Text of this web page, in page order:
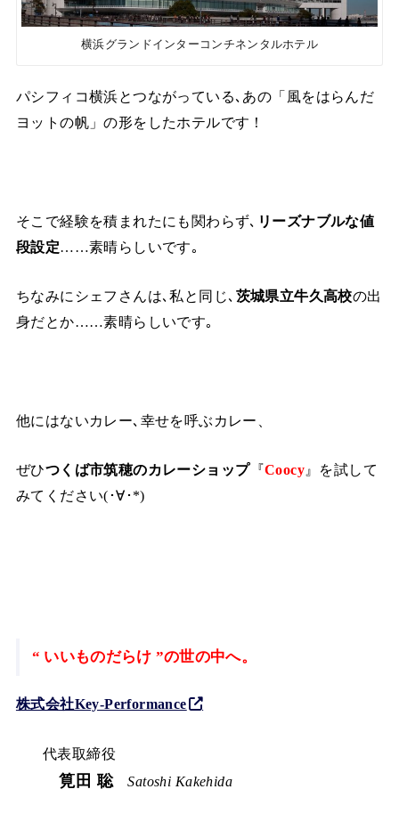
横浜グランドインターコンチネンタルホテル
パシフィコ横浜とつながっている､あの「風をはらんだ
ヨットの帆」の形をしたホテルです！
そこで経験を積まれたにも関わらず､ リーズナブルな値
段設定……素晴らしいです｡
ちなみにシェフさんは､私と同じ､ 茨城県立牛久高校の出
身だとか……素晴らしいです｡
他にはないカレー､幸せを呼ぶカレー、
ぜひつくば市筑穂のカレーショップ『Coocy』を試して
みてください(･∀･*)
“ いいものだらけ ”の世の中へ。
株式会社Key-Performance
代表取締役
筧田 聡 Satoshi Kakehida